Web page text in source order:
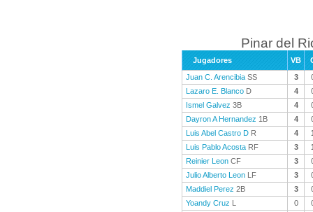
Pinar del
Jugadores VB
Juan C. Arencibia SS 3
Lazaro E. Blanco D 4
Ismel Galvez 3B 4
Dayron A Hernandez 1B 4
Luis Abel Castro D R 4
Luis Pablo Acosta RF 3
Reinier Leon CF 3
Julio Alberto Leon LF 3
Maddiel Perez 2B 3
Yoandy Cruz L 0